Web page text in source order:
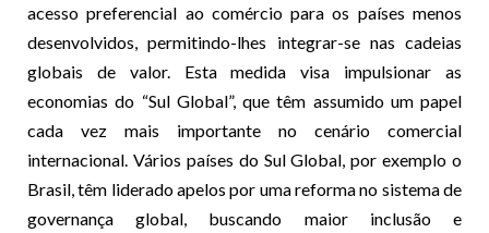
acesso preferencial ao comércio para os países menos
desenvolvidos, permitindo-lhes integrar-se nas cadeias
globais de valor. Esta medida visa impulsionar as
economias do “Sul Global”, que têm assumido um papel
cada vez mais importante no cenário comercial
internacional. Vários países do Sul Global, por exemplo o
Brasil, têm liderado apelos por uma reforma no sistema de
governança global, buscando maior inclusão e